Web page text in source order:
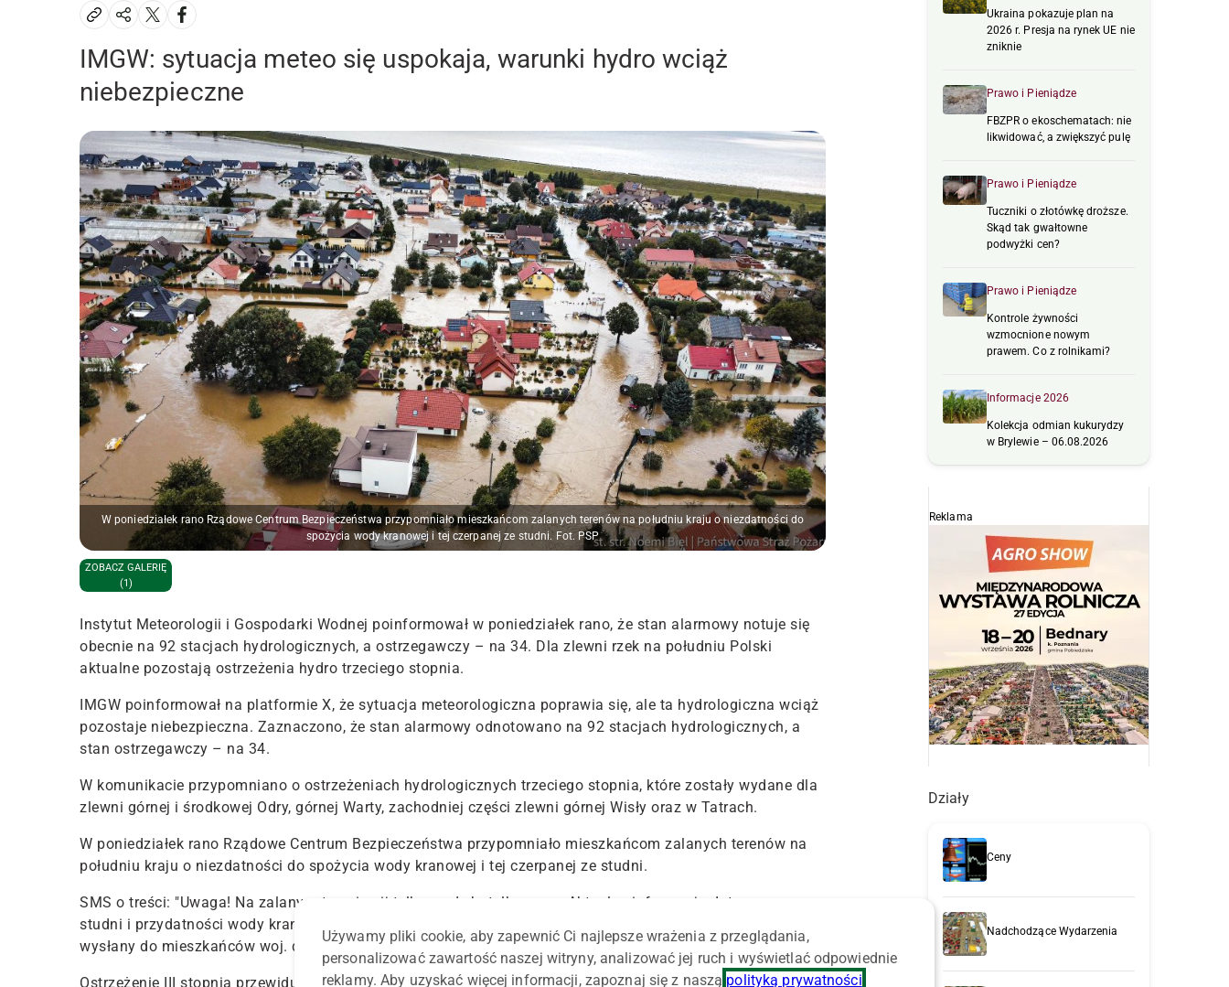
IMGW: sytuacja meteo się uspokaja, warunki hydro wciąż
niebezpieczne
W poniedziałek rano Rządowe Centrum Bezpieczeństwa przypomniało mieszkańcom zalanych terenów na południu kraju o niezdatności do
spożycia wody kranowej i tej czerpanej ze studni. Fot. PSP
ZOBACZ GALERIĘ
(1)
Instytut Meteorologii i Gospodarki Wodnej poinformował w poniedziałek rano, że stan alarmowy notuje się
obecnie na 92 stacjach hydrologicznych, a ostrzegawczy – na 34. Dla zlewni rzek na południu Polski
aktualne pozostają ostrzeżenia hydro trzeciego stopnia.
IMGW poinformował na platformie X, że sytuacja meteorologiczna poprawia się, ale ta hydrologiczna wciąż
pozostaje niebezpieczna. Zaznaczono, że stan alarmowy odnotowano na 92 stacjach hydrologicznych, a
stan ostrzegawczy – na 34.
W komunikacie przypomniano o ostrzeżeniach hydrologicznych trzeciego stopnia, które zostały wydane dla
zlewni górnej i środkowej Odry, górnej Warty, zachodniej części zlewni górnej Wisły oraz w Tatrach.
W poniedziałek rano Rządowe Centrum Bezpieczeństwa przypomniało mieszkańcom zalanych terenów na
południu kraju o niezdatności do spożycia wody kranowej i tej czerpanej ze studni.
SMS o treści: "Uwaga! Na zalanym terenie pij tylko wodę butelkowaną. Aktualne informacje dotyczące
studni i przydatności wody kranowej do spożycia uzyskasz w Stacji Sanitarno-Epidemiologicznej" został
wysłany do mieszkańców woj. dolnośląskiego i opolskiego.
Ostrzeżenie III stopnia przewiduje wystąpienie niebezpiecznych zjawisk meteorologicznych powodujących
Ukraina pokazuje plan na
2026 r. Presja na rynek UE nie
zniknie
Prawo i Pieniądze
FBZPR o ekoschematach: nie
likwidować, a zwiększyć pulę
Prawo i Pieniądze
Tuczniki o złotówkę droższe.
Skąd tak gwałtowne
podwyżki cen?
Prawo i Pieniądze
Kontrole żywności
wzmocnione nowym
prawem. Co z rolnikami?
Informacje 2026
Kolekcja odmian kukurydzy
w Brylewie – 06.08.2026
Reklama
Działy
Ceny
Nadchodzące Wydarzenia
Używamy pliki cookie, aby zapewnić Ci najlepsze wrażenia z przeglądania,
personalizować zawartość naszej witryny, analizować jej ruch i wyświetlać odpowiednie
reklamy. Aby uzyskać więcej informacji, zapoznaj się z naszą polityką prywatności